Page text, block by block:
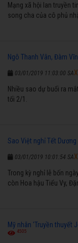
Mạng xã hội lan truyền
song cha của cô phủ
Ngô Thanh Vân, Đàm
03/01/2019 11:03:00 SA
Nhiều sao dự buổi ra
tối 2/1.
Sao Việt nghỉ Tết
03/01/2019 10:01:54 SA
Trong kỳ nghỉ lễ bốn
còn Hoa hậu Tiểu Vy,
Mỹ nhân 'Truyền thuyết
4505